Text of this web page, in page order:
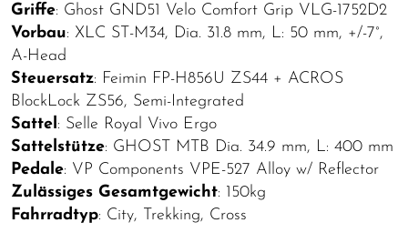
Griffe: Ghost GND51 Velo Comfort Grip VLG-1752D2
Vorbau: XLC ST-M34, Dia. 31.8 mm, L: 50 mm, +/-7°,
A-Head
Steuersatz: Feimin FP-H856U ZS44 + ACROS
BlockLock ZS56, Semi-Integrated
Sattel : Selle Royal Vivo Ergo
Sattelstütze: GHOST MTB Dia. 34.9 mm, L: 400 mm
Pedale: VP Components VPE-527 Alloy w/ Reflector
Zulässiges Gesamtgewicht: 150kg
Fahrradtyp: City, Trekking, Cross